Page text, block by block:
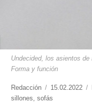
Undecided, los asientos
Forma y función
https://
Redacción
Publicado
el
15.02.2022
sillones ,sofás